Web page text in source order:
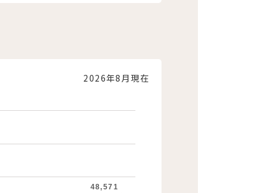
2026年8月現在
48,571